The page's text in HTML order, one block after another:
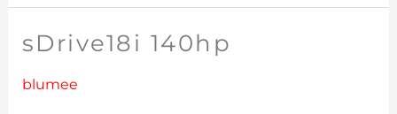
sDrive18i 140hp
blumee
sDrive18i